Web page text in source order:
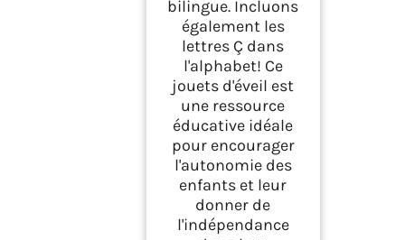
bilingue. Incluons
également les
lettres Ç dans
l'alphabet! Ce
jouets d'éveil est
une ressource
éducative idéale
pour encourager
l'autonomie des
enfants et leur
donner de
l'indépendance